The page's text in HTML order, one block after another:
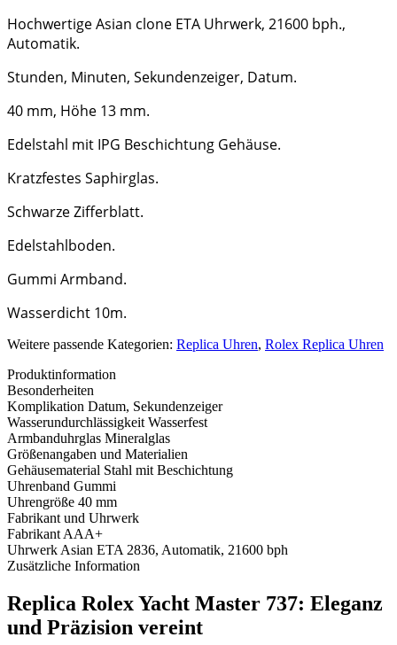
Hochwertige Asian clone ETA Uhrwerk, 21600 bph.,
Automatik.
Stunden, Minuten, Sekundenzeiger, Datum.
40 mm, Höhe 13 mm.
Edelstahl mit IPG Beschichtung Gehäuse.
Kratzfestes Saphirglas.
Schwarze Zifferblatt.
Edelstahlboden.
Gummi Armband.
Wasserdicht 10m.
Weitere passende Kategorien: Replica Uhren, Rolex Replica Uhren
Produktinformation
Besonderheiten
Komplikation Datum, Sekundenzeiger
Wasserundurchlässigkeit Wasserfest
Armbanduhrglas Mineralglas
Größenangaben und Materialien
Gehäusematerial Stahl mit Beschichtung
Uhrenband Gummi
Uhrengröße 40 mm
Fabrikant und Uhrwerk
Fabrikant AAA+
Uhrwerk Asian ETA 2836, Automatik, 21600 bph
Zusätzliche Information
Replica Rolex Yacht Master 737: Eleganz
und Präzision vereint